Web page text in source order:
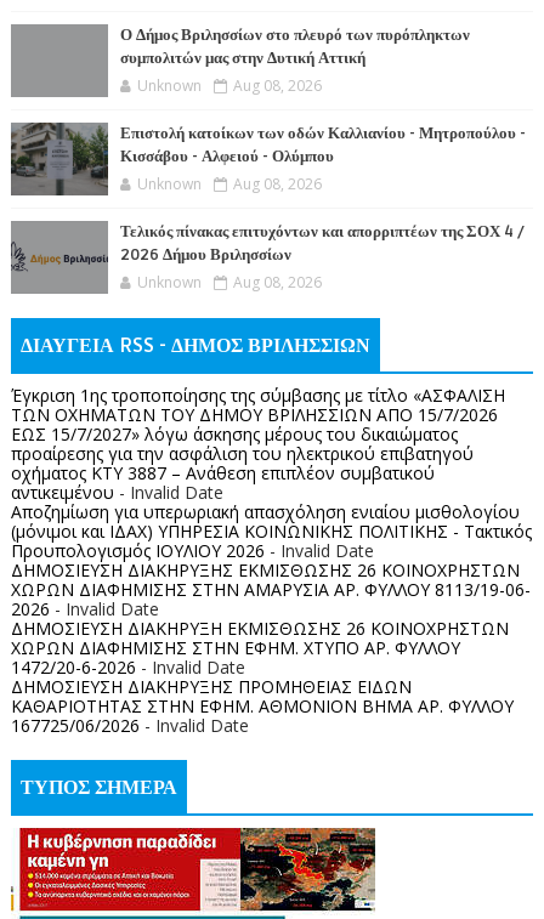
Ο Δήμος Βριλησσίων στο πλευρό των πυρόπληκτων
συμπολιτών μας στην Δυτική Αττική
Unknown Aug 08, 2026
Επιστολή κατοίκων των οδών Καλλιανίου - Μητροπούλου -
Κισσάβου - Αλφειού - Ολύμπου
Unknown Aug 08, 2026
Τελικός πίνακας επιτυχόντων και απορριπτέων της ΣΟΧ 4 /
2026 Δήμου Βριλησσίων
Unknown Aug 08, 2026
ΔΙΑΥΓΕΙΑ RSS - ΔΗΜΟΣ ΒΡΙΛΗΣΣΙΩΝ
Έγκριση 1ης τροποποίησης της σύμβασης με τίτλο «ΑΣΦΑΛΙΣΗ
ΤΩΝ ΟΧΗΜΑΤΩΝ ΤΟΥ ΔΗΜΟΥ ΒΡΙΛΗΣΣΙΩΝ ΑΠΟ 15/7/2026
ΕΩΣ 15/7/2027» λόγω άσκησης μέρους του δικαιώματος
προαίρεσης για την ασφάλιση του ηλεκτρικού επιβατηγού
οχήματος ΚΤΥ 3887 – Ανάθεση επιπλέον συμβατικού
αντικειμένου - Invalid Date
Αποζημίωση για υπερωριακή απασχόληση ενιαίου μισθολογίου
(μόνιμοι και ΙΔΑΧ) ΥΠΗΡΕΣΙΑ ΚΟΙΝΩΝΙΚΗΣ ΠΟΛΙΤΙΚΗΣ - Τακτικός
Προυπολογισμός ΙΟΥΛΙΟΥ 2026 - Invalid Date
ΔΗΜΟΣΙΕΥΣΗ ΔΙΑΚΗΡΥΞΗΣ ΕΚΜΙΣΘΩΣΗΣ 26 ΚΟΙΝΟΧΡΗΣΤΩΝ
ΧΩΡΩΝ ΔΙΑΦΗΜΙΣΗΣ ΣΤΗΝ ΑΜΑΡΥΣΙΑ ΑΡ. ΦΥΛΛΟΥ 8113/19-06-
2026 - Invalid Date
ΔΗΜΟΣΙΕΥΣΗ ΔΙΑΚΗΡΥΞΗ ΕΚΜΙΣΘΩΣΗΣ 26 ΚΟΙΝΟΧΡΗΣΤΩΝ
ΧΩΡΩΝ ΔΙΑΦΗΜΙΣΗΣ ΣΤΗΝ ΕΦΗΜ. ΧΤΥΠΟ ΑΡ. ΦΥΛΛΟΥ
1472/20-6-2026 - Invalid Date
ΔΗΜΟΣΙΕΥΣΗ ΔΙΑΚΗΡΥΞΗΣ ΠΡΟΜΗΘΕΙΑΣ ΕΙΔΩΝ
ΚΑΘΑΡΙΟΤΗΤΑΣ ΣΤΗΝ ΕΦΗΜ. ΑΘΜΟΝΙΟΝ ΒΗΜΑ ΑΡ. ΦΥΛΛΟΥ
167725/06/2026 - Invalid Date
ΤΥΠΟΣ ΣΗΜΕΡΑ